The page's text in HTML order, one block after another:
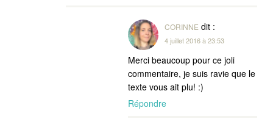
CORINNE dit :
4 juillet 2016 à 23:53
Merci beaucoup pour ce joli
commentaire, je suis ravie que le
texte vous ait plu! :)
Répondre